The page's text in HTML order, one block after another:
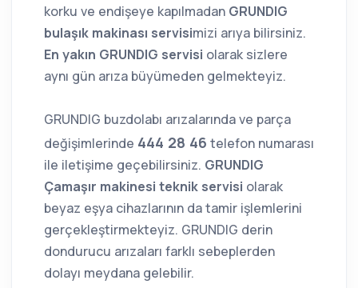
korku ve endişeye kapılmadan GRUNDIG
bulaşık makinası servisimizi arıya bilirsiniz.
En yakın GRUNDIG servisi olarak sizlere
aynı gün arıza büyümeden gelmekteyiz.
GRUNDIG buzdolabı arızalarında ve parça
değişimlerinde 444 28 46 telefon numarası
ile iletişime geçebilirsiniz. GRUNDIG
Çamaşır makinesi teknik servisi olarak
beyaz eşya cihazlarının da tamir işlemlerini
gerçekleştirmekteyiz. GRUNDIG derin
dondurucu arızaları farklı sebeplerden
dolayı meydana gelebilir.